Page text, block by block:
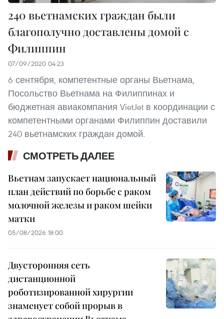
240 вьетнамских граждан были
благополучно доставлены домой c
Филиппин
07/09/2020 04:23
6 сентября, компетентные органы Вьетнама,
Посольство Вьетнама на Филиппинах и
бюджетная авиакомпания VietJet в координации с
компетентными органами Филиппин доставили
240 вьетнамских граждан домой.
СМОТРЕТЬ ДАЛЕЕ
Вьетнам запускает национальный
план действий по борьбе с раком
молочной железы и раком шейки
матки
05/08/2026 18:00
Двусторонняя сеть
дистанционной
роботизированной хирургии
знаменует собой прорыв в